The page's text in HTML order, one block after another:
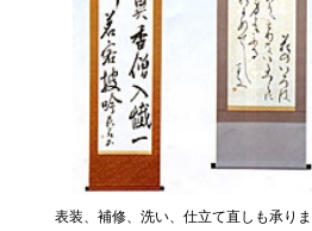
グルメ
表装、補修、洗い、仕立て直しも承りま